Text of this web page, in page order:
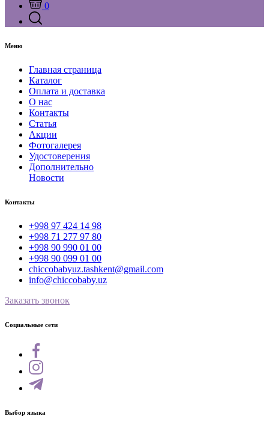
0
Меню
Главная страница
Каталог
Оплата и доставка
О нас
Контакты
Статья
Акции
Фотогалерея
Удостоверения
Дополнительно
Новости
Контакты
+998 97 424 14 98
+998 71 277 97 80
+998 90 990 01 00
+998 90 099 01 00
chiccobabyuz.tashkent@gmail.com
info@chiccobaby.uz
Заказать звонок
Социальные сети
Выбор языка